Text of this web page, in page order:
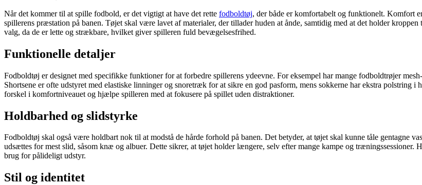
Når det kommer til at spille fodbold, er det vigtigt at have det rette fodboldtøj, der både er komfortabelt og funktionelt. Komfort
spillerens præstation på banen. Tøjet skal være lavet af materialer, der tillader huden at ånde, samtidig med at det holder
valg, da de er lette og strækbare, hvilket giver spilleren fuld bevægelsesfrihed.
Funktionelle detaljer
Fodboldtøj er designet med specifikke funktioner for at forbedre spillerens ydeevne. For eksempel har mange fodboldtrøjer
Shortsene er ofte udstyret med elastiske linninger og snoretræk for at sikre en god pasform, mens sokkerne har ekstra polstring
forskel i komfortniveauet og hjælpe spilleren med at fokusere på spillet uden distraktioner.
Holdbarhed og slidstyrke
Fodboldtøj skal også være holdbart nok til at modstå de hårde forhold på banen. Det betyder, at tøjet skal kunne tåle gentagne
udsættes for mest slid, såsom knæ og albuer. Dette sikrer, at tøjet holder længere, selv efter mange kampe og
brug for pålideligt udstyr.
Stil og identitet